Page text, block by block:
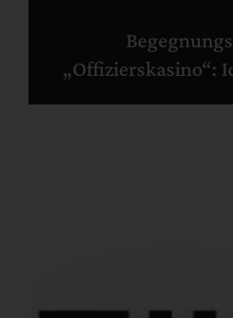
„Offizierskasino“: